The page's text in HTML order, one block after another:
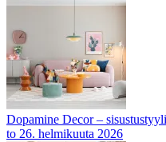
Dopamine Decor –
to 26. helmikuuta 2026